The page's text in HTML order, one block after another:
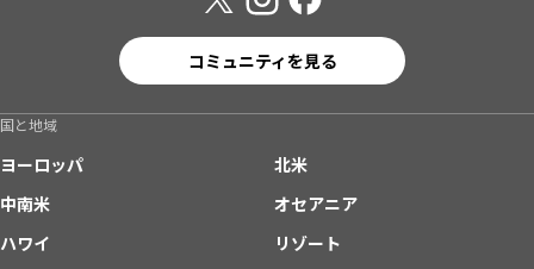
コミュニティを見る
国と地域
ヨーロッパ
北米
中南米
オセアニア
ハワイ
リゾート